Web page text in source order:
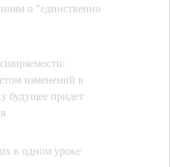
о "единственно
изменений в
будущее придет
в одном уроке